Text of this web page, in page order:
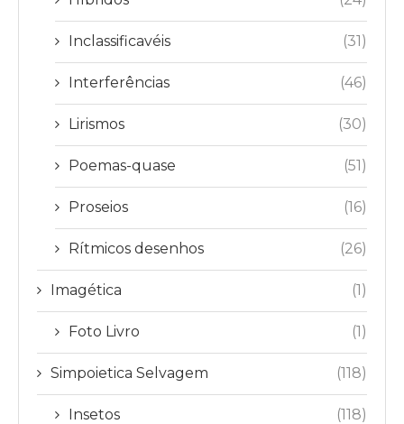
Inclassificavéis (31)
Interferências (46)
Lirismos (30)
Poemas-quase (51)
Proseios (16)
Rítmicos desenhos (26)
Imagética (1)
Foto Livro (1)
Simpoietica Selvagem (118)
Insetos (118)